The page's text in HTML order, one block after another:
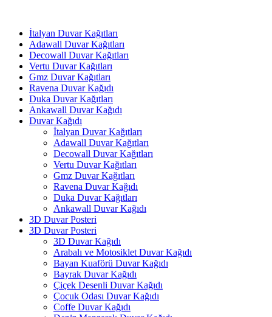
İtalyan Duvar Kağıtları
Adawall Duvar Kağıtları
Decowall Duvar Kağıtları
Vertu Duvar Kağıtları
Gmz Duvar Kağıtları
Ravena Duvar Kağıdı
Duka Duvar Kağıtları
Ankawall Duvar Kağıdı
Duvar Kağıdı
İtalyan Duvar Kağıtları
Adawall Duvar Kağıtları
Decowall Duvar Kağıtları
Vertu Duvar Kağıtları
Gmz Duvar Kağıtları
Ravena Duvar Kağıdı
Duka Duvar Kağıtları
Ankawall Duvar Kağıdı
3D Duvar Posteri
3D Duvar Posteri
3D Duvar Kağıdı
Arabalı ve Motosiklet Duvar Kağıdı
Bayan Kuaförü Duvar Kağıdı
Bayrak Duvar Kağıdı
Çiçek Desenli Duvar Kağıdı
Çocuk Odası Duvar Kağıdı
Coffe Duvar Kağıdı